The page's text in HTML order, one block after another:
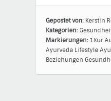
Gepostet von: Kerstin
Kategorien:
Markierungen: 1Kur
Ayurveda Lifestyle
Beziehungen